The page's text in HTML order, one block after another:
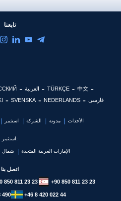
تابعنا
العربية TÜRKÇE
中文
SVENSKA NEDERLANDS فارسی
استثمر الشركة مدونة الأحداث
استثمر:
شمال الإمارات العربية المتحدة
اتصل بنا
850 811 23 23 +90 850 811 23 23
490 +46 8 420 022 44